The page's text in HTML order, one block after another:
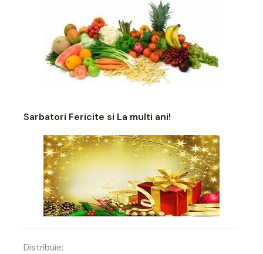
Sarbatori Fericite si La multi ani!
Distribuie: